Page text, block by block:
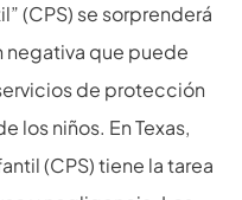
(CPS) se sorprenderá
que puede
de protección
los niños. En Texas,
(CPS) tiene la tarea